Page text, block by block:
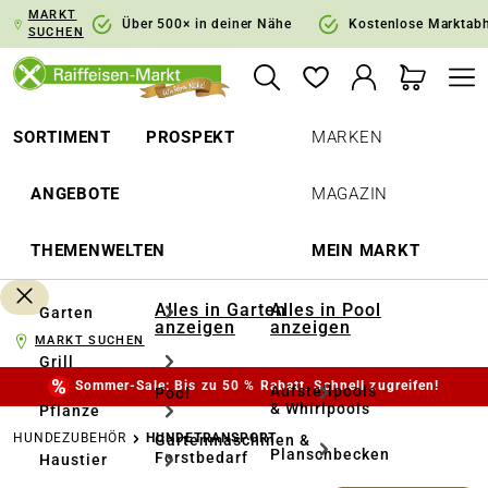
Zur Hauptnavigation springen
MARKT
SUCHEN
Über 500× in deiner Nähe Kostenlose
SORTIMENT PROSPEKT
ANGEBOTE
THEMENWELTEN
MARKEN
MAGAZIN
MEIN MARKT
Garten
Grill
Pflanze
Haustier
Alles in Garten
anzeigen
Pool
Gartenmaschinen &
Forstbedarf
Alles in Pool
anzeigen
Aufstellpools
& Whirlpools
Planschbecken
MARKT SUCHEN
Sommer-Sale: Bis zu 50 % Rabatt. Schnell zugreifen!
HUNDEZUBEHÖR HUNDETRANSPORT